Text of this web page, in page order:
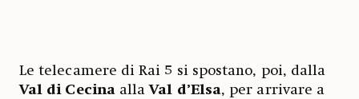
Le telecamere di Rai 5 si spostano, poi, dalla
Val di CecinaallaVal d’Elsa, per arrivare a